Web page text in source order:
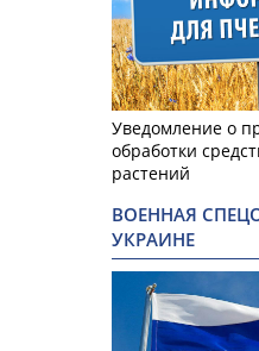
Уведомление о
обработки
растений
ВОЕННАЯ
УКРАИНЕ